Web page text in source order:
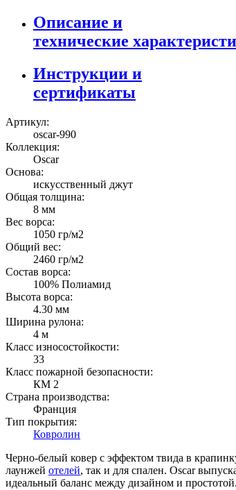
Описание и
технические
Инструкции и
сертификаты
Артикул:
oscar-990
Коллекция:
Oscar
Основа:
искусственный джут
Общая толщина:
8 мм
Вес ворса:
1050 гр/м2
Общий вес:
2460 гр/м2
Состав ворса:
100% Полиамид
Высота ворса:
4.30 мм
Ширина рулона:
4 м
Класс износостойкости:
33
Класс пожарной безопасности:
КМ 2
Страна производства:
Франция
Тип покрытия:
Ковролин
Черно-белый ковер с эффектом твида в
лаунжей отелей, так и для спален. Oscar
идеальный баланс между дизайном и простотой.